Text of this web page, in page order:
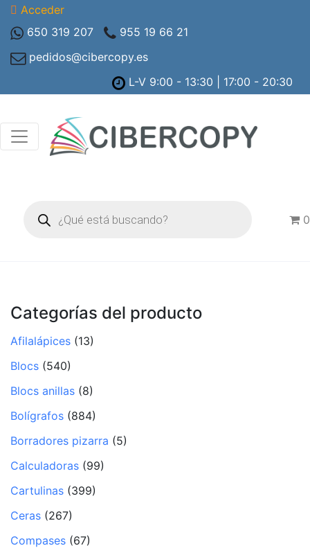
Acceder
650 319 207
955 19 66 21
pedidos@cibercopy.es
L-V 9:00 - 13:30 | 17:00 - 20:30
productos
0
Categorías del producto
Afilalápices (13)
Blocs (540)
Blocs anillas (8)
Bolígrafos (884)
Borradores pizarra (5)
Calculadoras (99)
Cartulinas (399)
Ceras (267)
Compases (67)